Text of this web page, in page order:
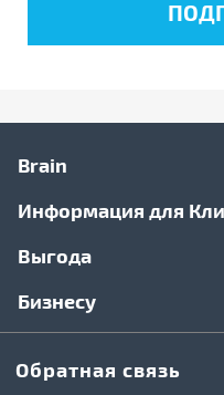
Brain
Информация для
Выгода
Бизнесу
Обратная связь